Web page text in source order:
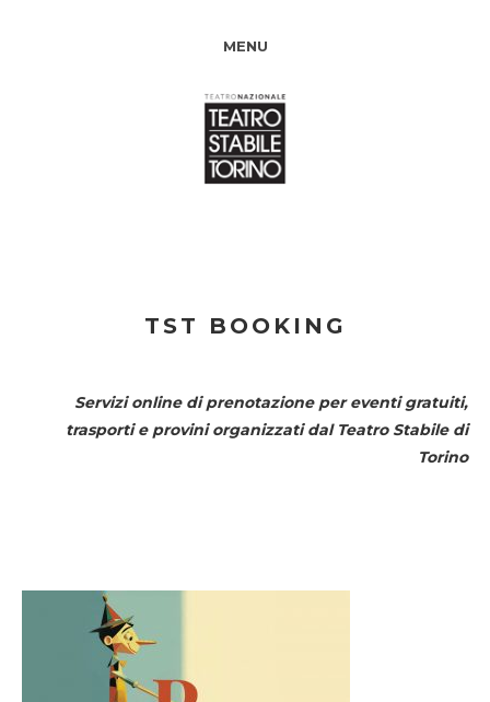
MENU
TST BOOKING
Servizi online di prenotazione per eventi gratuiti,
trasporti e provini organizzati dal Teatro Stabile di
Torino